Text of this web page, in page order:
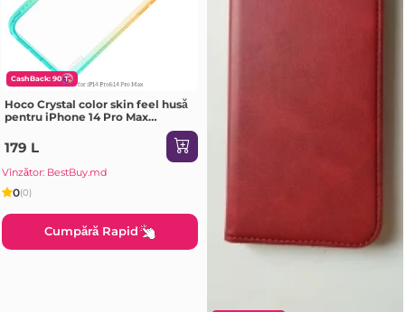
CashBack: 90
Hoco Crystal color skin feel husă
pentru iPhone 14 Pro Max
179 L
Vînzător: BestBuy.md
0(0)
Cumpără Rapid